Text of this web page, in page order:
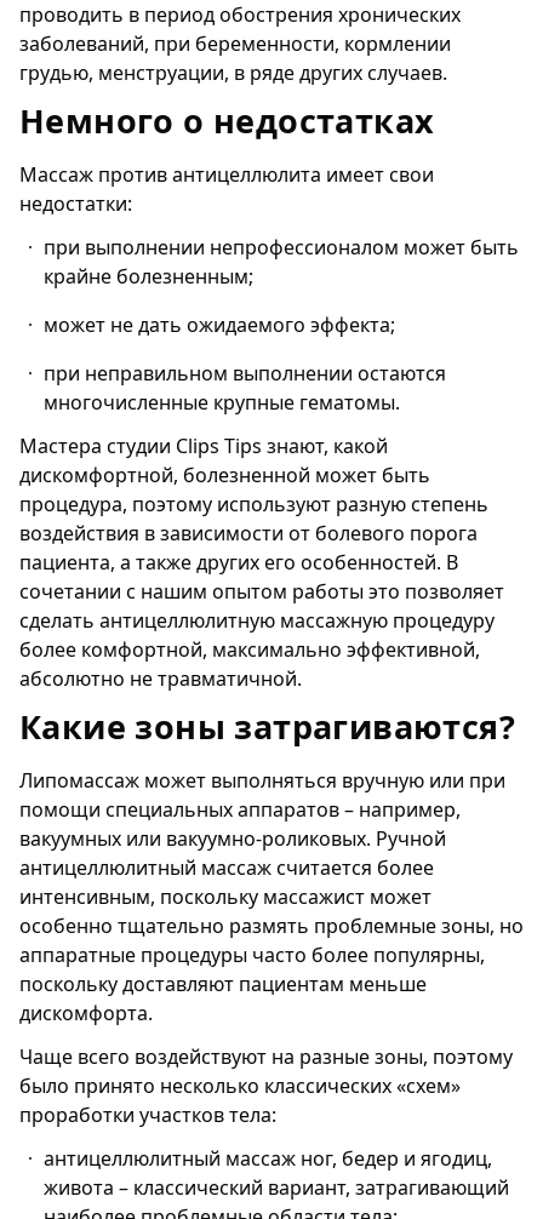
проводить в период обострения хронических
заболеваний, при беременности, кормлении
грудью, менструации, в ряде других случаев.
Немного о недостатках
Массаж против антицеллюлита имеет свои
недостатки:
при выполнении непрофессионалом может быть
крайне болезненным;
может не дать ожидаемого эффекта;
при неправильном выполнении остаются
многочисленные крупные гематомы.
Мастера студии Clips Tips знают, какой
дискомфортной, болезненной может быть
процедура, поэтому используют разную степень
воздействия в зависимости от болевого порога
пациента, а также других его особенностей. В
сочетании с нашим опытом работы это позволяет
сделать антицеллюлитную массажную процедуру
более комфортной, максимально эффективной,
абсолютно не травматичной.
Какие зоны затрагиваются?
Липомассаж может выполняться вручную или при
помощи специальных аппаратов – например,
вакуумных или вакуумно-роликовых. Ручной
антицеллюлитный массаж считается более
интенсивным, поскольку массажист может
особенно тщательно размять проблемные зоны, но
аппаратные процедуры часто более популярны,
поскольку доставляют пациентам меньше
дискомфорта.
Чаще всего воздействуют на разные зоны, поэтому
было принято несколько классических «схем»
проработки участков тела:
антицеллюлитный массаж ног, бедер и ягодиц,
живота – классический вариант, затрагивающий